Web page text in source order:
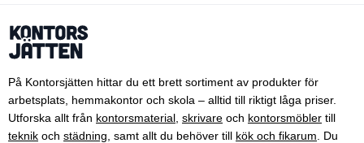
På Kontorsjätten hittar du ett brett sortiment av produkter för
arbetsplats, hemmakontor och skola – alltid till riktigt låga priser.
Utforska allt från kontorsmaterial skrivare och kontorsmöbler till
teknik och städning , samt allt du behöver till kök och fikarum . Du